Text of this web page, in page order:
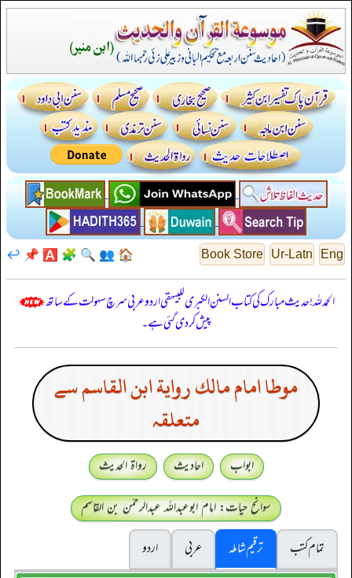
Eng
Ur-Latn
Book Store
🏠
👥
🔍
🧩
🅰️
📌
↩️
الحمدللہ! حدیث مبارک کی کتاب السنن الكبرى للبيهقي اردو عربی سرچ سہولت کے ساتھ
پیش کر دی گئی ہے۔
موطا امام مالك رواية ابن القاسم سے
متعلقہ
ابواب احادیث
رواۃ الحدیث
سوانح حیات: امام ابوعبداللہ عبدالرحمٰن بن القاسم
تمام کتب
ترقیم شاملہ عربی
اردو